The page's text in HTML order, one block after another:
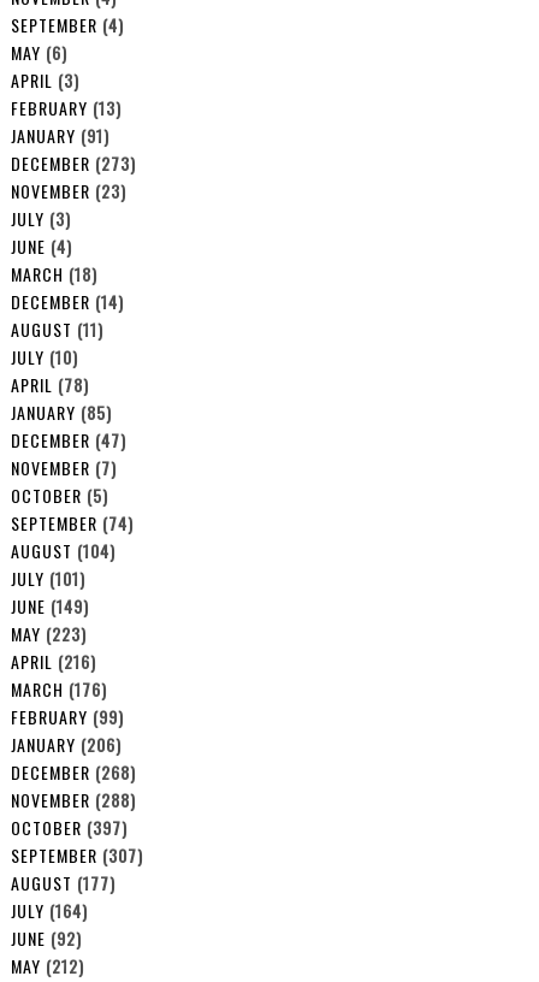
SEPTEMBER (4)
MAY (6)
APRIL (3)
FEBRUARY (13)
JANUARY (91)
DECEMBER (273)
NOVEMBER (23)
JULY (3)
JUNE (4)
MARCH (18)
DECEMBER (14)
AUGUST (11)
JULY (10)
APRIL (78)
JANUARY (85)
DECEMBER (47)
NOVEMBER (7)
OCTOBER (5)
SEPTEMBER (74)
AUGUST (104)
JULY (101)
JUNE (149)
MAY (223)
APRIL (216)
MARCH (176)
FEBRUARY (99)
JANUARY (206)
DECEMBER (268)
NOVEMBER (288)
OCTOBER (397)
SEPTEMBER (307)
AUGUST (177)
JULY (164)
JUNE (92)
MAY (212)